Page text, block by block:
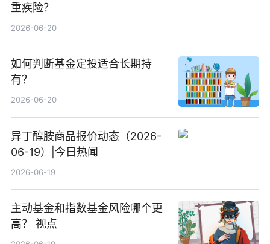
重疾险？
2026-06-20
如何判断基金定投适合长期持
有？
2026-06-20
异丁醇胺商品报价动态（2026-
06-19）|今日热闻
2026-06-19
主动基金和指数基金风险哪个更
高？ 视点